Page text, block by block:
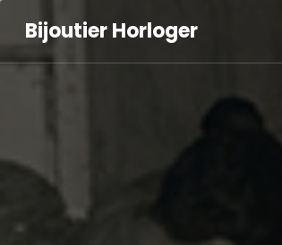
Bijoutier Horloger